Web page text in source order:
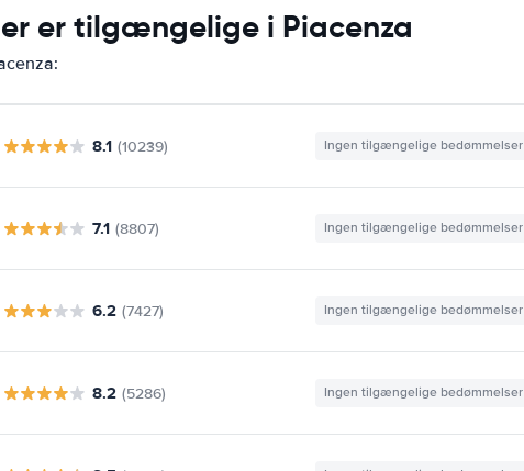
er tilgængelige i Piacenza
8.1 (10239) Ingen tilgængelige bedømmelser
7.1 (8807) Ingen tilgængelige bedømmelser
6.2 (7427) Ingen tilgængelige bedømmelser
8.2 (5286) Ingen tilgængelige bedømmelser